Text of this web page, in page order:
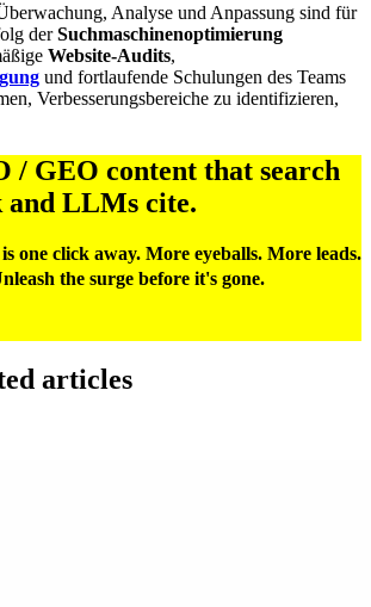
Analyse und Anpassung sind für
derSuchmaschinenoptimierung
Website-Audits,
und fortlaufende Schulungen des Teams
Verbesserungsbereiche zu identifizieren,
/ GEO content that search
and LLMs cite.
one click away. More eyeballs. More leads.
the surge before it's gone.
articles